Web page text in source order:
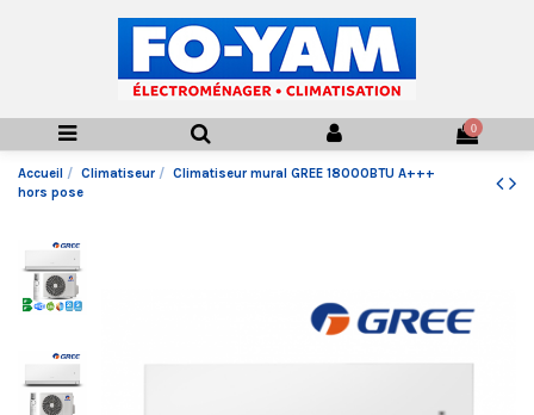
0
Accueil Climatiseur
Climatiseur mural GREE 18000BTU A+++
hors pose